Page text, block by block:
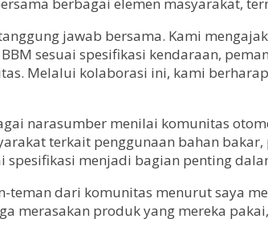
jawab bersama. Kami
sesuai spesifikasi kendaraan,
Melalui kolaborasi ini, kami
narasumber menilai komunitas
terkait penggunaan bahan
spesifikasi menjadi bagian penting
dari komunitas menurut saya
merasakan produk yang mereka